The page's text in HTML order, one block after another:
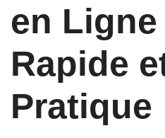
en
Rapide
Pratique